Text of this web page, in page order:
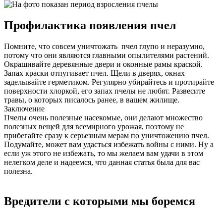
Профилактика появления пчел
Помните, что совсем уничтожать пчел глупо и неразумно,
потому что они являются главными опылителями растений.
Окрашивайте деревянные двери и оконные рамы краской.
Запах краски отпугивает пчел. Щели в дверях, окнах
заделывайте герметиком. Регулярно убирайтесь и протирайте
поверхности хлоркой, его запах пчелы не любят. Развесите
травы, о которых писалось ранее, в вашем жилище.
Заключение
Пчелы очень полезные насекомые, они делают множество
полезных вещей для всемирного урожая, поэтому не
прибегайте сразу к серьезным мерам по уничтожению пчел.
Подумайте, может вам удасться избежать войны с ними. Ну а
если уж этого не избежать, то мы желаем вам удачи в этом
нелегком деле и надеемся, что данная статья была для вас
полезна.
Вредители с которыми мы боремся